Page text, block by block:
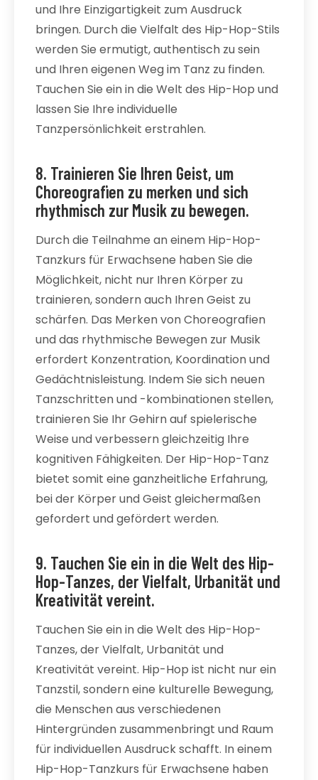
und Ihre Einzigartigkeit zum Ausdruck
bringen. Durch die Vielfalt des Hip-Hop-Stils
werden Sie ermutigt, authentisch zu sein
und Ihren eigenen Weg im Tanz zu finden.
Tauchen Sie ein in die Welt des Hip-Hop und
lassen Sie Ihre individuelle
Tanzpersönlichkeit erstrahlen.
8. Trainieren Sie Ihren Geist, um
Choreografien zu merken und sich
rhythmisch zur Musik zu bewegen.
Durch die Teilnahme an einem Hip-Hop-
Tanzkurs für Erwachsene haben Sie die
Möglichkeit, nicht nur Ihren Körper zu
trainieren, sondern auch Ihren Geist zu
schärfen. Das Merken von Choreografien
und das rhythmische Bewegen zur Musik
erfordert Konzentration, Koordination und
Gedächtnisleistung. Indem Sie sich neuen
Tanzschritten und -kombinationen stellen,
trainieren Sie Ihr Gehirn auf spielerische
Weise und verbessern gleichzeitig Ihre
kognitiven Fähigkeiten. Der Hip-Hop-Tanz
bietet somit eine ganzheitliche Erfahrung,
bei der Körper und Geist gleichermaßen
gefordert und gefördert werden.
9. Tauchen Sie ein in die Welt des Hip-
Hop-Tanzes, der Vielfalt, Urbanität und
Kreativität vereint.
Tauchen Sie ein in die Welt des Hip-Hop-
Tanzes, der Vielfalt, Urbanität und
Kreativität vereint. Hip-Hop ist nicht nur ein
Tanzstil, sondern eine kulturelle Bewegung,
die Menschen aus verschiedenen
Hintergründen zusammenbringt und Raum
für individuellen Ausdruck schafft. In einem
Hip-Hop-Tanzkurs für Erwachsene haben